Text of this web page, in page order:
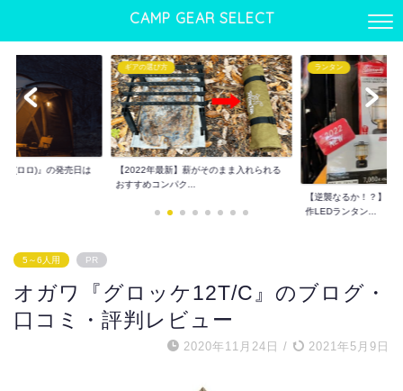
CAMP GEAR SELECT
そのまま入れられる
ランタン
作LEDランタン...
ギアの選び方
ワンタッチテントおす
でも使える優れもの...
5～6人用 PR
オガワ『グロッケ12T/C』のブログ・
口コミ・評判レビュー
2020年11月24日 / 2021年5月9日